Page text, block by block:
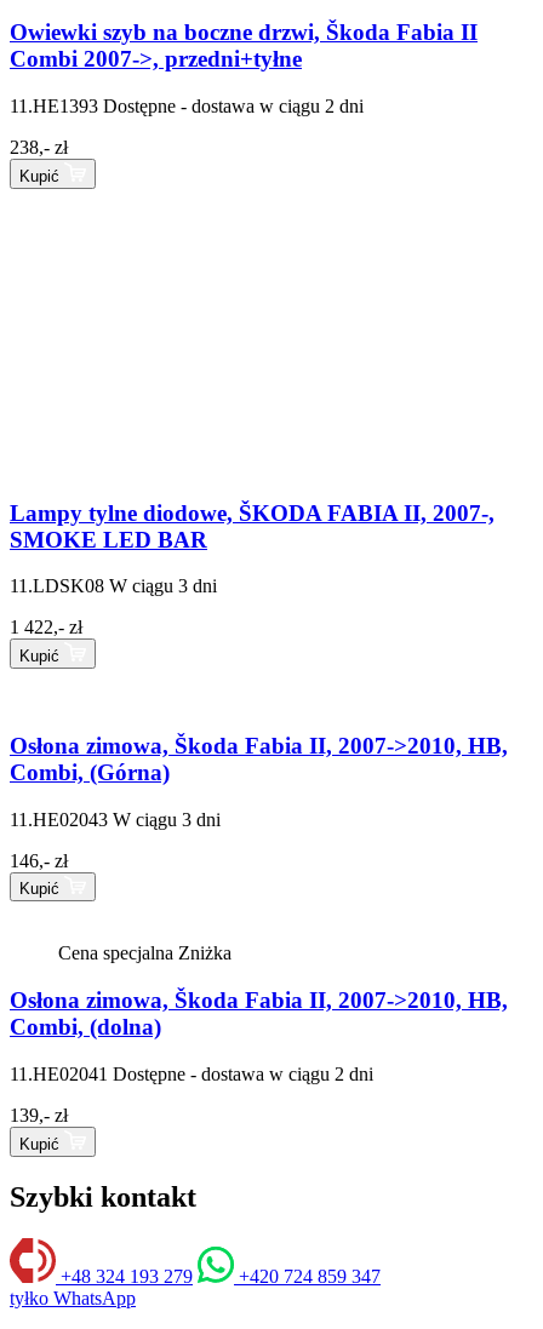
Owiewki szyb na boczne drzwi, Škoda Fabia II
Combi 2007->, przedni+tyłne
11.HE1393 Dostępne - dostawa w ciągu 2 dni
238,- zł
Kupić
Lampy tylne diodowe, ŠKODA FABIA II, 2007-,
SMOKE LED BAR
11.LDSK08 W ciągu 3 dni
1 422,- zł
Kupić
Osłona zimowa, Škoda Fabia II, 2007->2010, HB,
Combi, (Górna)
11.HE02043 W ciągu 3 dni
146,- zł
Kupić
Cena specjalna Zniżka
Osłona zimowa, Škoda Fabia II, 2007->2010, HB,
Combi, (dolna)
11.HE02041 Dostępne - dostawa w ciągu 2 dni
139,- zł
Kupić
Szybki kontakt
+48 324 193 279
+420 724 859 347
tyłko WhatsApp